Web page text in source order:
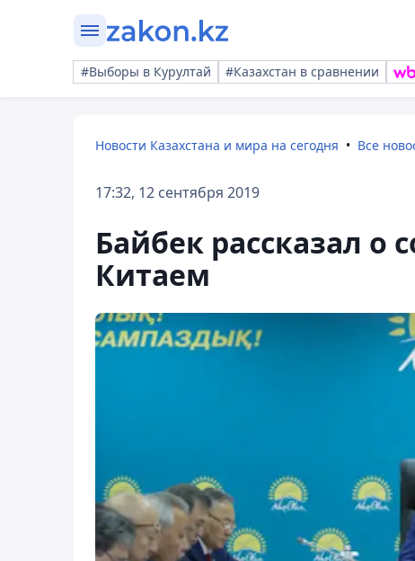
#Выборы в Курултай #Казахстан в сравнении
Новости Казахстана и мира на сегодня Все
17:32, 12 сентября 2019
Байбек рассказал о
Китаем